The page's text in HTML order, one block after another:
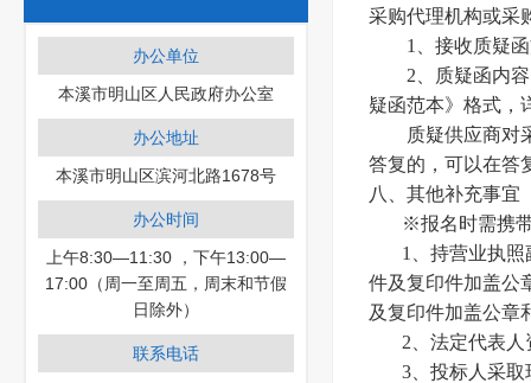
办公单位
本溪市明山区人民政府办公室
办公地址
本溪市明山区滨河北路1678号
办公时间
上午8:30—11:30 ，下午13:00—
17:00（周一至周五，周末和节假
日除外）
联系电话
采购代理机构或采
1、接收质疑
2、质疑函内
疑函范本》格式，
质疑供应商对
答复的，可以在答
八、其他补充事宜
※报名时需携
1、持营业执
件及复印件加盖公
及复印件加盖公章
2、法定代表
3、投标人采